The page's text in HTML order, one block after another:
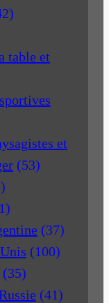
table et
et
(53)
(37)
(100)
(35)
(41)